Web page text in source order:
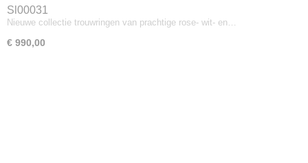
Sl00031
Nieuwe collectie trouwringen van prachtige rose- wit- en…
€ 990,00